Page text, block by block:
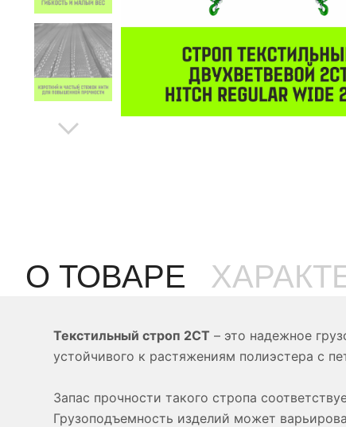
О ТОВАРЕ
Текстильный строп 2СТ – это надежное
устойчивого к растяжениям полиэстера с
Запас прочности такого стропа
Грузоподъемность изделий может